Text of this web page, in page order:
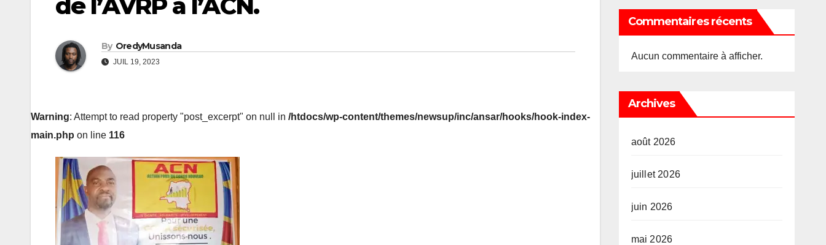
de l’AVRP à l’ACN.
By OredyMusanda
JUIL 19, 2023
Warning: Attempt to read property "post_excerpt" on null in /htdocs/wp-content/themes/newsup/inc/ansar/hooks/hook-index-
main.php on line 116
Commentaires récents
Aucun commentaire à afficher.
Archives
août 2026
juillet 2026
juin 2026
mai 2026